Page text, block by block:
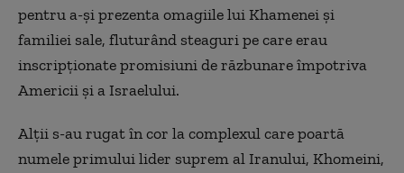
pentru a-şi prezenta omagiile lui Khamenei şi
familiei sale, fluturând steaguri pe care erau
inscripţionate promisiuni de răzbunare împotriva
Americii şi a Israelului.
Alţii s-au rugat în cor la complexul care poartă
numele primului lider suprem al Iranului, Khomeini,